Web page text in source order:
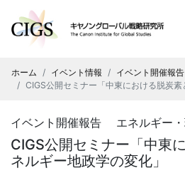
ホーム イベント情報
イベント開催報告
CIGS公開セミナー「中東における脱炭素
イベント開催報告 エネルギー
CIGS公開セミナー「中東
ネルギー地政学の変化」